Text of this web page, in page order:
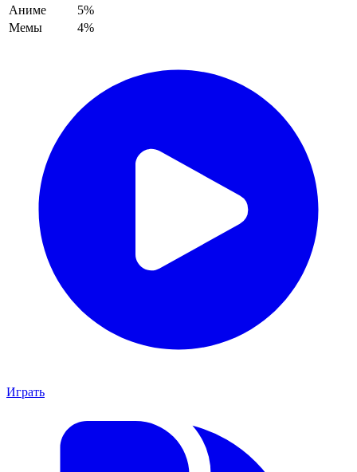
Аниме
5%
Мемы
4%
Играть